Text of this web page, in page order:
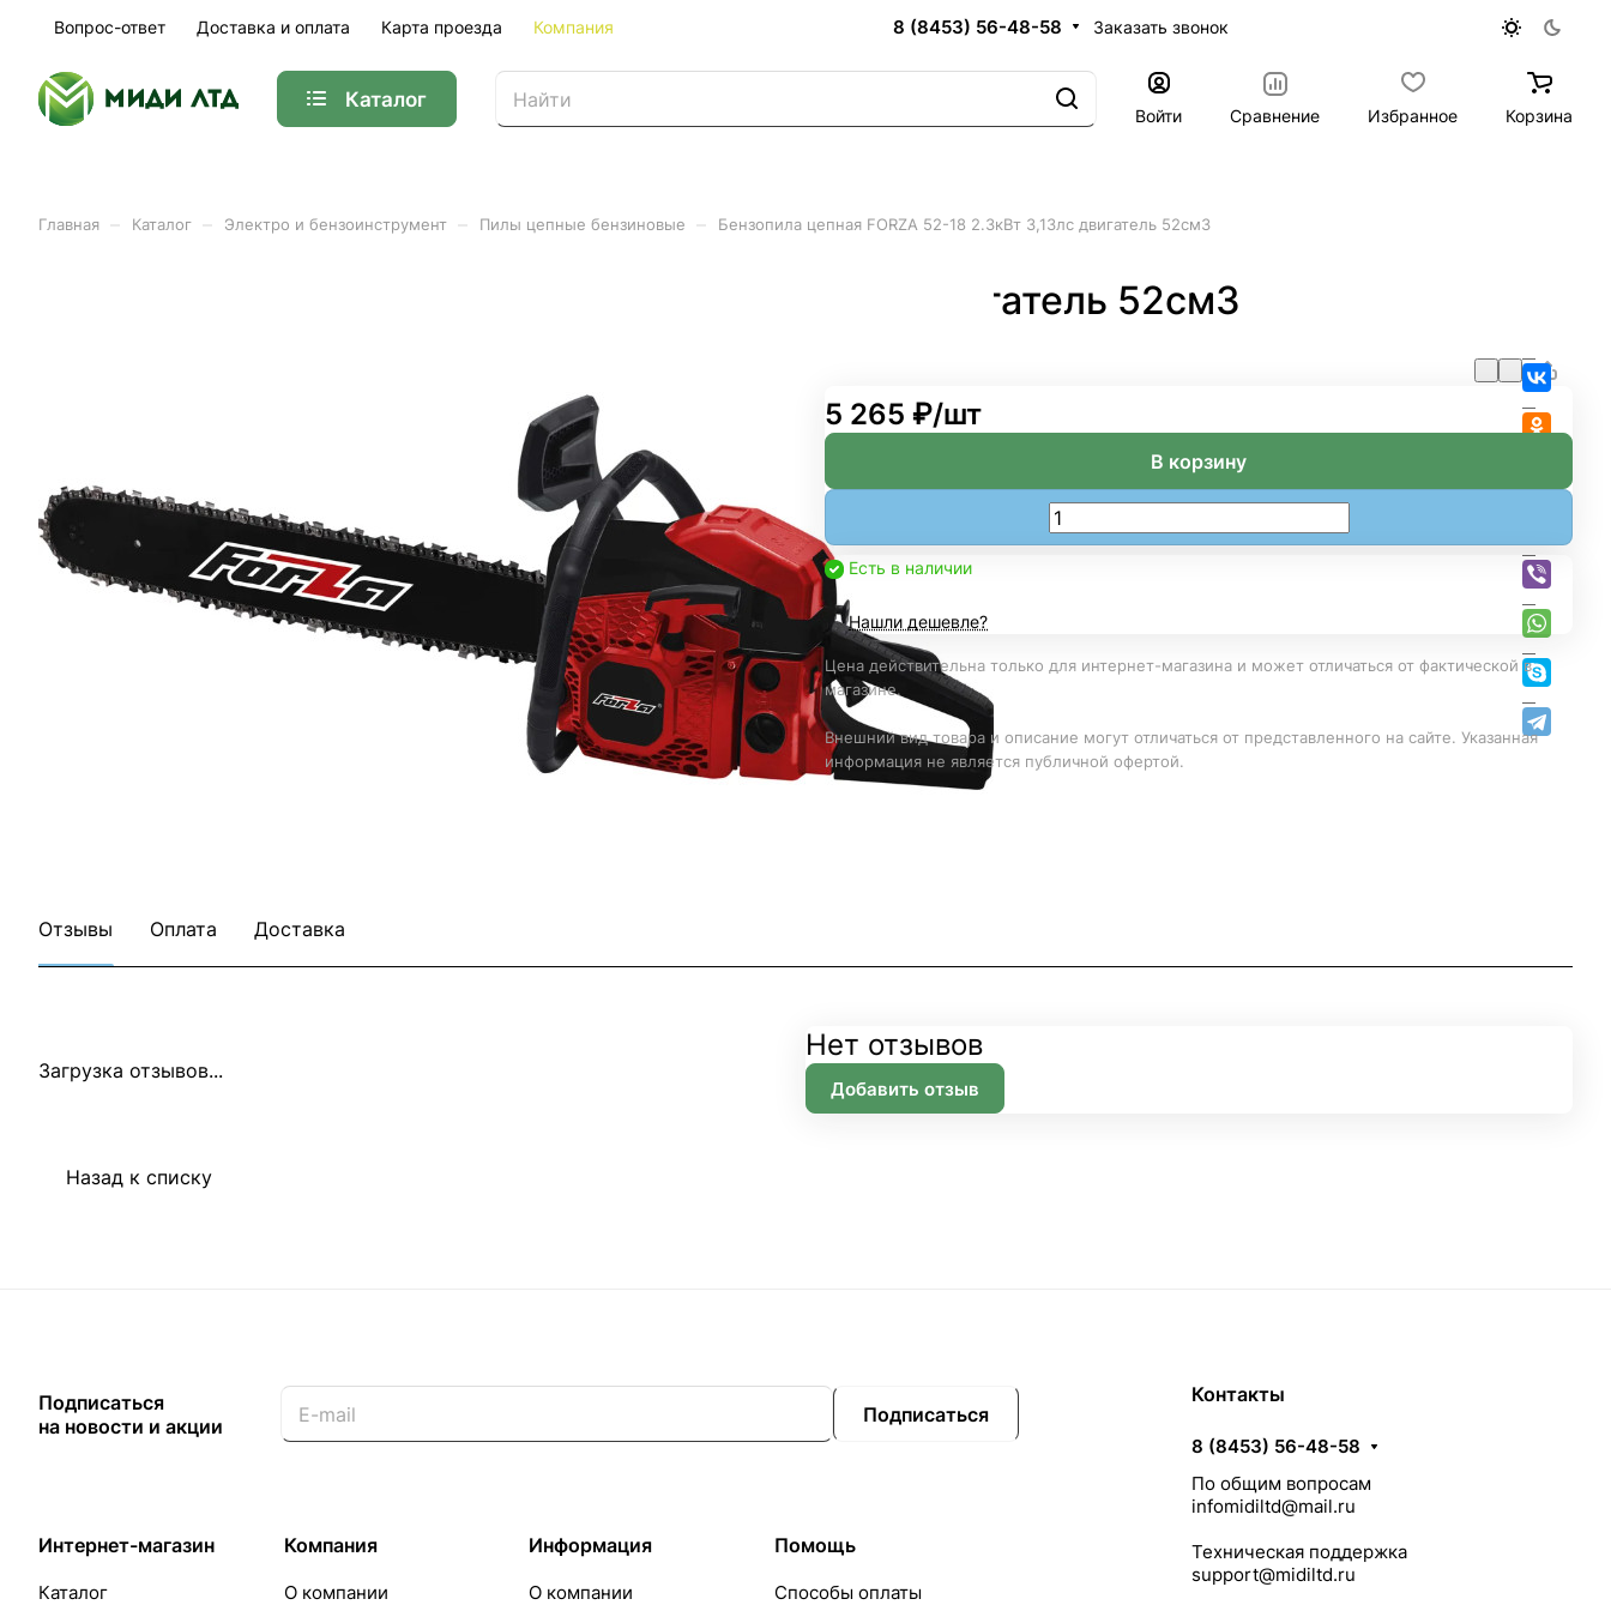
Вопрос-ответ Доставка и оплата Карта проезда Компания 8 (8453) 56-48-58 Заказать звонок
Каталог
Войти Сравнение Избранное Корзина
Главная Каталог Электро и бензоинструмент Пилы цепные бензиновые Бензопила цепная FORZA 52-18 2.3кВт 3,13лс двигатель 52см3
Бензопила цепная FORZA 52-18 2.3кВт 3,13лс двигатель 52см3
5 265 ₽/шт
В корзину
Есть в наличии
Нашли дешевле?
Цена действительна только для интернет-магазина и может отличаться от фактической в
магазине.
Внешний вид товара и описание могут отличаться от представленного на сайте. Указанная
информация не является публичной офертой.
Отзывы Оплата Доставка
Загрузка отзывов...
Нет отзывов
Добавить отзыв
Назад к списку
Подписаться
на новости и акции
Подписаться
Интернет-магазин
Каталог
Компания
О компании
Информация
О компании
Помощь
Способы оплаты
Контакты
8 (8453) 56-48-58
По общим вопросам
infomidiltd@mail.ru
Техническая поддержка
support@midiltd.ru